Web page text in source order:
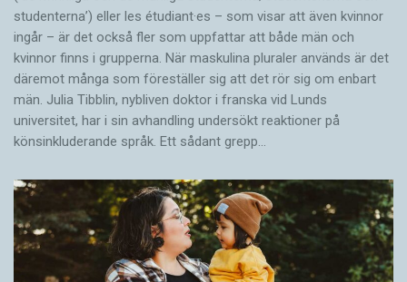
fingerrörelsemätare (punktskriftstecknen är
ersatta med latinska bokstäver).
Den röda linjen återger vänstra pekfingrets
rörelse över textavsnittet och den gröna linjen
det högra pekfingrets. Till skillnad från ögat,
som måste stå stilla för att ta in information,
måste fingrarna hela tiden röra sig. Den taktila
läsaren läser med båda händerna samtidigt. Till
skillnad från den seende läsaren som hela tiden
tittar på samma ställe med båda ögonen
studenterna’) eller les étudiant·es – som visar att även kvinnor
ingår – är det också fler som uppfattar att både män och
kvinnor finns i grupperna. När maskulina pluraler används är det
där­emot många som föreställer sig att det rör sig om enbart
män. Julia Tibblin, nybliven doktor i franska vid Lunds
universitet, har i sin avhandling undersökt reaktioner på
könsinkluderande språk. Ett sådant grepp…